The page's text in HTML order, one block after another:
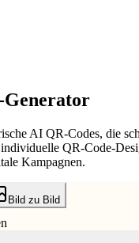
Generator
AI QR-Codes, die
QR-Code-
Kampagnen.
Bild zu Bild